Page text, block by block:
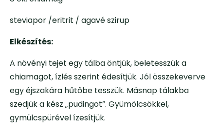
steviapor /eritrit / agavé szirup
Elkészítés:
A növényi tejet egy tálba öntjük, beletesszük a
chiamagot, ízlés szerint édesítjük. Jól összekeverve
egy éjszakára hűtőbe tesszük. Másnap tálakba
szedjük a kész „pudingot”. Gyümölcsökkel,
gymülcspürével ízesítjük.